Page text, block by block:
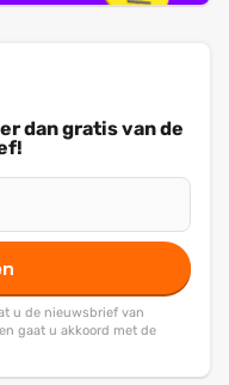
dan gratis van de
u de nieuwsbrief van
gaat u akkoord met de